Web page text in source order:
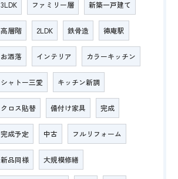
3LDK ファミリー層 新築一戸建て
高層階 2LDK 鉄骨造 徳庵駅
お洒落 インテリア カラーキッチン
シャトー三愛 キッチン新調
クロス貼替 備付け家具 完成
完成予定 中古 フルリフォーム
新品同様 大規模修繕